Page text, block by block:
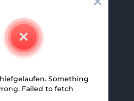
Something
Failed to fetch